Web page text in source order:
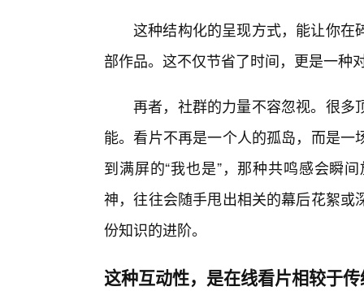
这种结构化的呈现方式，能让你在
部作品。这不仅节省了时间，更是一种
再者，社群的力量不容忽视。很多
能。看片不再是一个人的孤岛，而是
到满屏的“我也是”，那种共鸣感会瞬
神，往往会随手甩出相关的幕后花絮
份知识的进阶。
这种互动性，是在线看片相较于